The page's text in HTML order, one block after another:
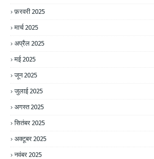
फ़रवरी 2025
मार्च 2025
अप्रैल 2025
मई 2025
जून 2025
जुलाई 2025
अगस्त 2025
सितंबर 2025
अक्टूबर 2025
नवंबर 2025